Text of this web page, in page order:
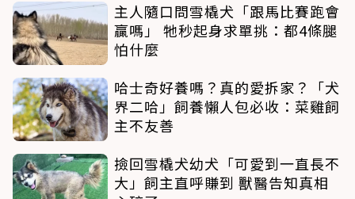
主人隨口問雪橇犬「跟馬比賽跑會
贏嗎」 牠秒起身求單挑：都4條腿
怕什麼
哈士奇好養嗎？真的愛拆家？「犬
界二哈」飼養懶人包必收：菜雞飼
主不友善
撿回雪橇犬幼犬「可愛到一直長不
大」飼主直呼賺到 獸醫告知真相